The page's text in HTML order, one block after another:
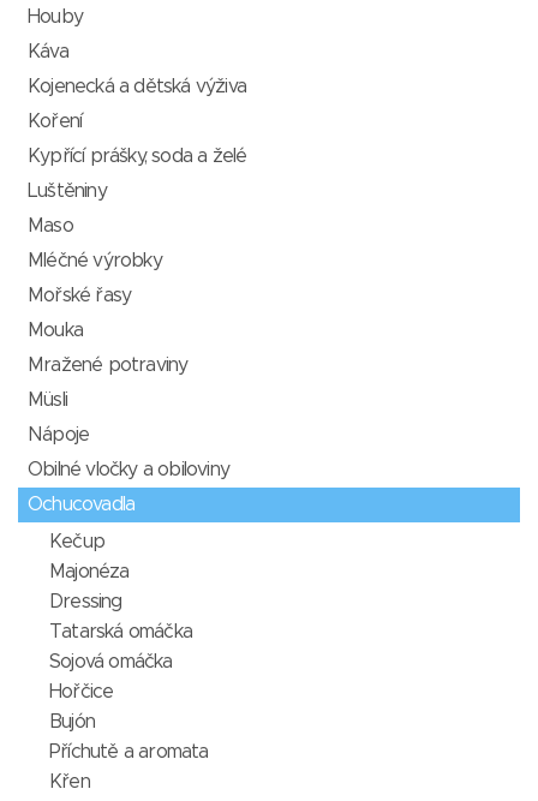
Houby
Káva
Kojenecká a dětská výživa
Koření
Kypřící prášky, soda a želé
Luštěniny
Maso
Mléčné výrobky
Mořské řasy
Mouka
Mražené potraviny
Müsli
Nápoje
Obilné vločky a obiloviny
Ochucovadla
Kečup
Majonéza
Dressing
Tatarská omáčka
Sojová omáčka
Hořčice
Bujón
Příchutě a aromata
Křen